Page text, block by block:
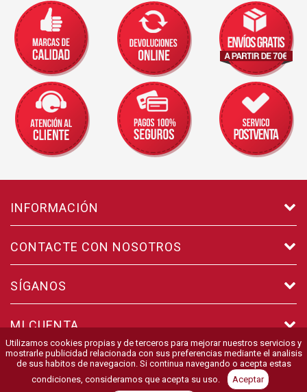
Utilizamos cookies propias y de terceros para mejorar nuestros servicios y
mostrarle publicidad relacionada con sus preferencias mediante el analisis
de sus habitos de navegacion. Si continua navegando o acepta estas
condiciones, consideramos que acepta su uso.
Aceptar
INFORMACIÓN
CONTACTE CON NOSOTROS
SÍGANOS
MI CUENTA